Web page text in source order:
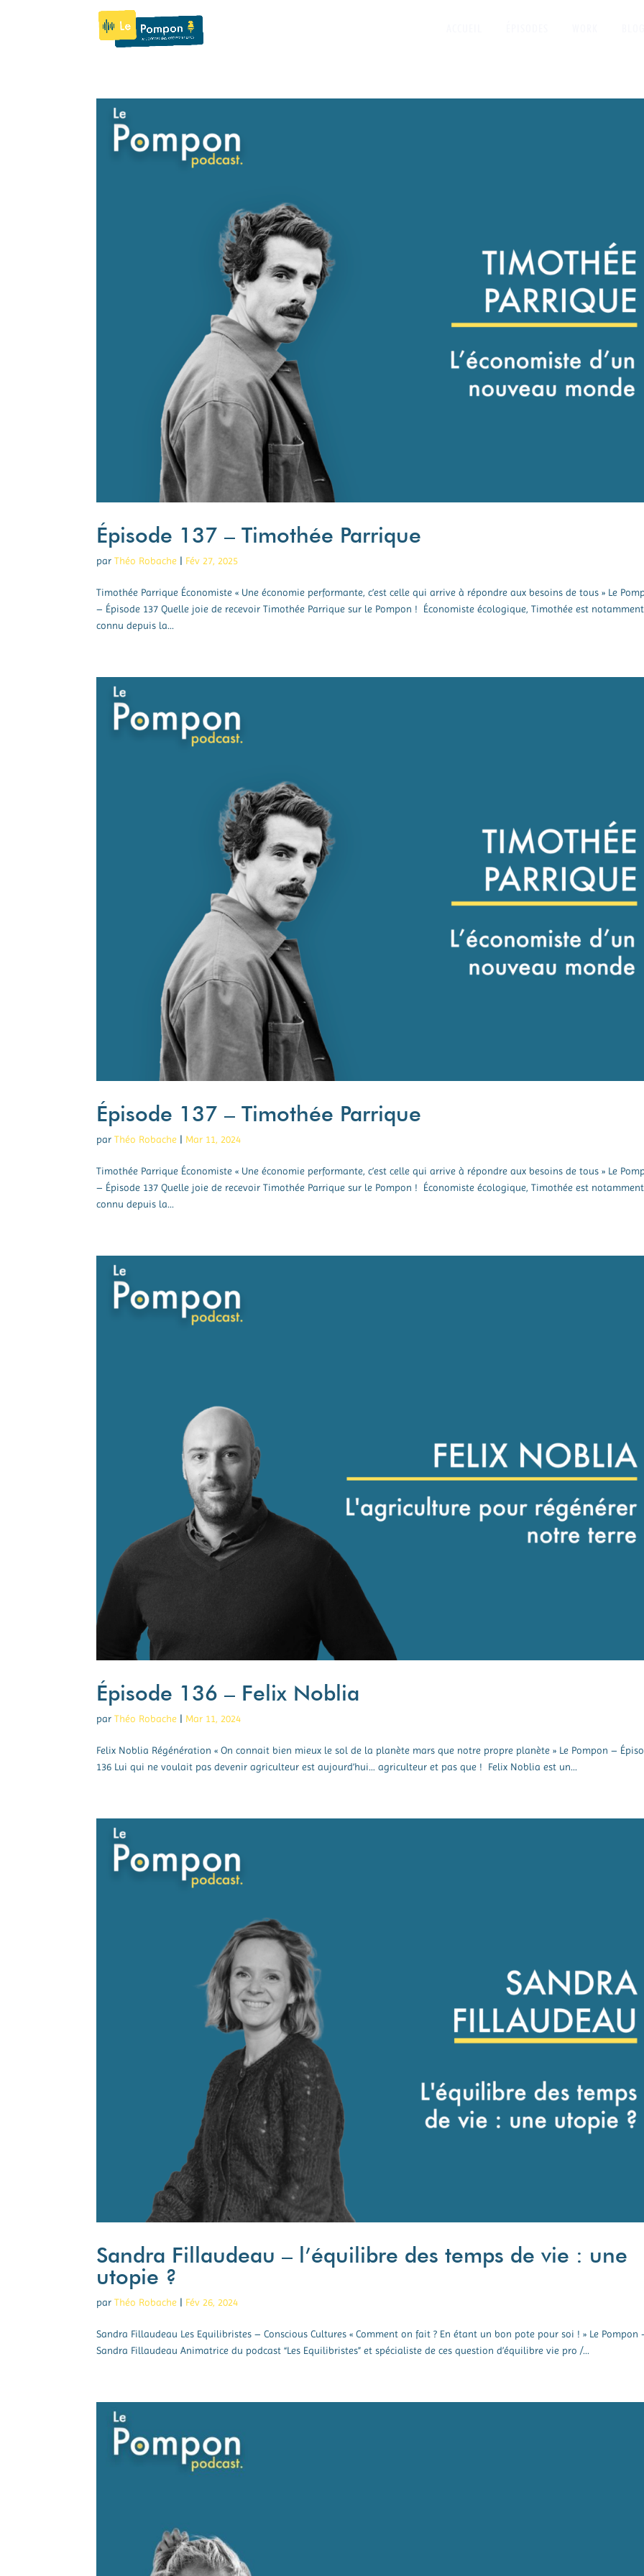
Épisode 137 – Timothée Parrique
parThéo Robache | Fév 27, 2025
Timothée Parrique Économiste « Une économie performante, c’est celle qui arrive à répondre aux besoins de tous » Le
– Épisode 137 Quelle joie de recevoir Timothée Parrique sur le Pompon ! Économiste écologique, Timothée est notamment
connu depuis la...
Épisode 137 – Timothée Parrique
parThéo Robache | Mar 11, 2024
Timothée Parrique Économiste « Une économie performante, c’est celle qui arrive à répondre aux besoins de tous » Le
– Épisode 137 Quelle joie de recevoir Timothée Parrique sur le Pompon ! Économiste écologique, Timothée est notamment
connu depuis la...
Épisode 136 – Felix Noblia
parThéo Robache | Mar 11, 2024
Felix Noblia Régénération « On connait bien mieux le sol de la planète mars que notre propre planète » Le Pompon –
136 Lui qui ne voulait pas devenir agriculteur est aujourd’hui… agriculteur et pas que ! Felix Noblia est un...
Sandra Fillaudeau – l’équilibre des temps de vie : une
utopie ?
parThéo Robache | Fév 26, 2024
Sandra Fillaudeau Les Equilibristes – Conscious Cultures « Comment on fait ? En étant un bon pote pour soi ! » Le Pompon
Sandra Fillaudeau Animatrice du podcast “Les Equilibristes” et spécialiste de ces question d’équilibre vie pro /...